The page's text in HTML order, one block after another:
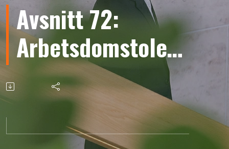
Avsnitt 72:
Arbetsdomstolens
första dom enligt
nya
visselblåsarlagen